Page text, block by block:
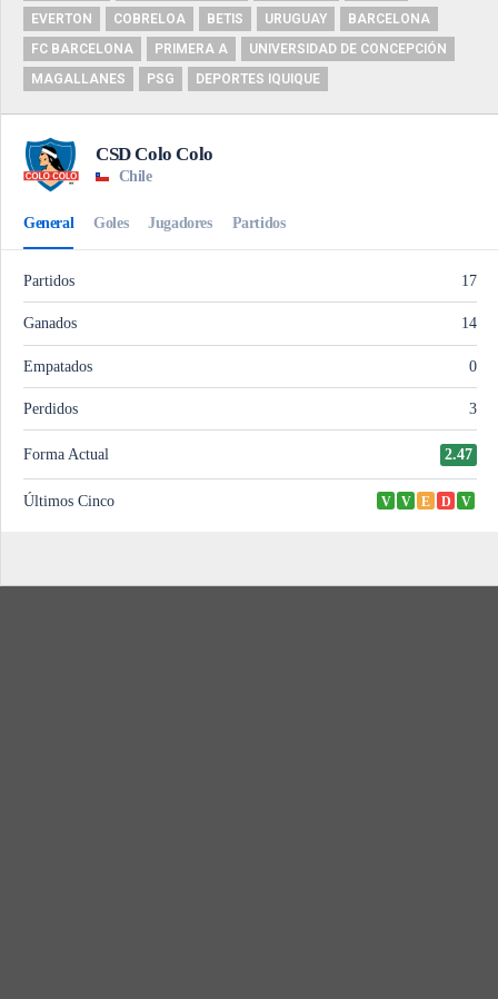
EVERTON
COBRELOA BETIS URUGUAY
BARCELONA
FC BARCELONA
PRIMERA A
UNIVERSIDAD DE CONCEPCIÓN
MAGALLANES
PSG DEPORTES IQUIQUE